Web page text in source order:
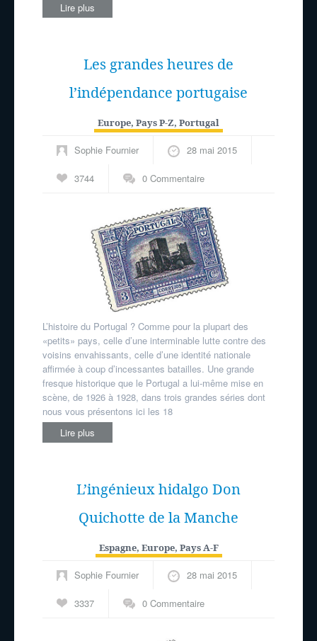
Lire plus
Les grandes heures de
l’indépendance portugaise
Europe, Pays P-Z, Portugal
Sophie Fournier 28 mai 2015
3744 0 Commentaire
L’histoire du Portugal ? Comme pour la plupart des
«petits» pays, celle d’une interminable lutte contre des
voisins envahissants, celle d’une identité nationale
affirmée à coup d’incessantes batailles. Une grande
fresque historique que le Portugal a lui-même mise en
scène, de 1926 à 1928, dans trois grandes séries dont
nous vous présentons ici les 18
Lire plus
L’ingénieux hidalgo Don
Quichotte de la Manche
Espagne, Europe, Pays A-F
Sophie Fournier 28 mai 2015
3337 0 Commentaire